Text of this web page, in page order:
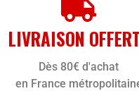
LIVRAISON
Dès 80€ d'achat
en France